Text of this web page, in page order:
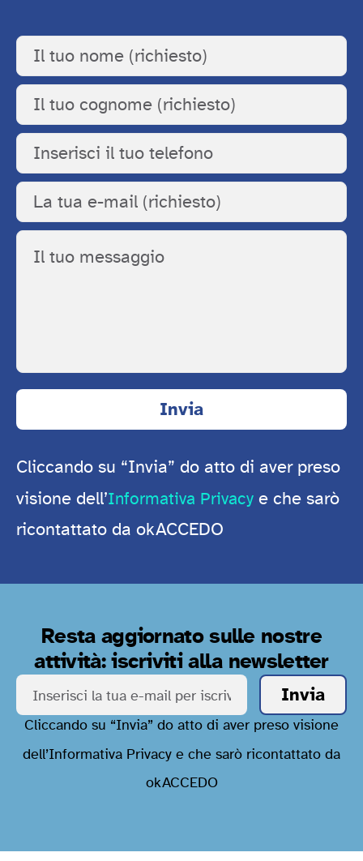
Cliccando su “Invia” do atto di aver preso
visione dell’Informativa Privacy e che sarò
ricontattato da okACCEDO
Resta aggiornato sulle nostre
attività: iscriviti alla newsletter
Cliccando su “Invia” do atto di aver preso visione
dell’Informativa Privacy e che sarò ricontattato da
okACCEDO